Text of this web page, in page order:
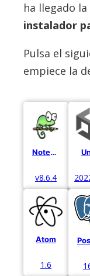
ha llegado
instalador
Pulsa el
empiece la
Notepad++
v8.6.4
Atom
1.6